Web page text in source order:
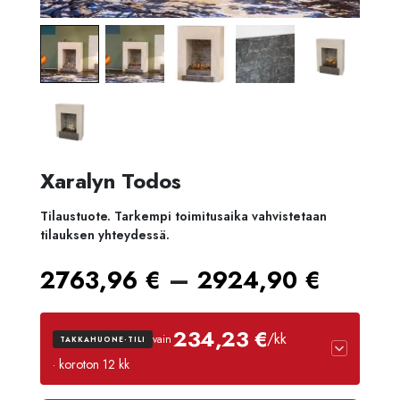
Xaralyn Todos
Tilaustuote. Tarkempi toimitusaika vahvistetaan
tilauksen yhteydessä.
2763,96 € – 2924,90 €
TAKKAHUONE-TILI vain234,23 €/kk
· koroton 12 kk